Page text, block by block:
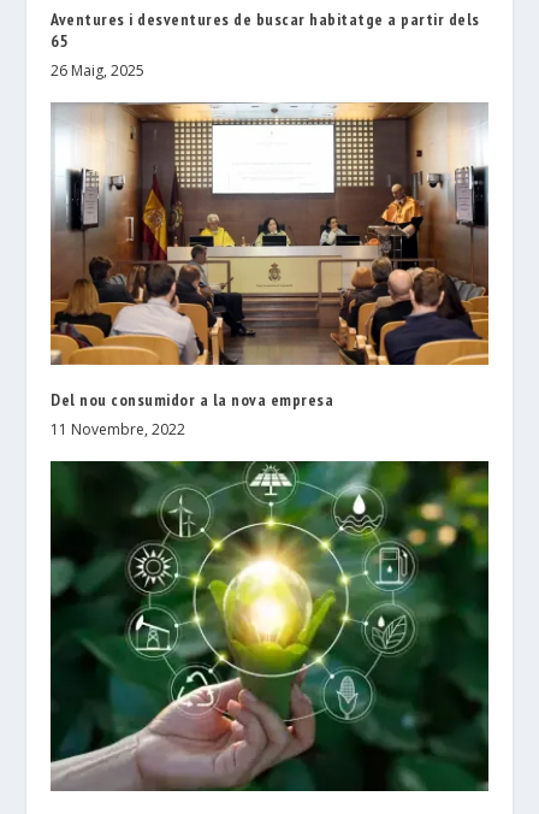
Aventures i desventures de buscar habitatge a partir dels
65
26 Maig, 2025
Del nou consumidor a la nova empresa
11 Novembre, 2022